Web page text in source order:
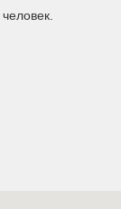
человек.